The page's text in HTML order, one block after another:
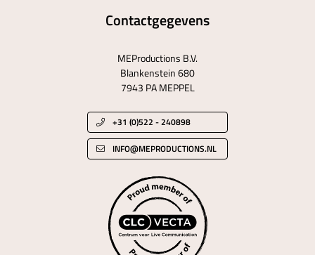
Contactgegevens
MEProductions B.V.
Blankenstein 680
7943 PA MEPPEL
+31 (0)522 - 240898
INFO@MEPRODUCTIONS.NL